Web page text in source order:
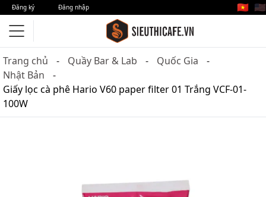
Đăng ký Đăng nhập 🇻🇳 🇺🇸
Trang chủ Quầy Bar & Lab
Quốc Gia
Nhật Bản
Giấy lọc cà phê Hario V60 paper filter 01 Trắng VCF-01-
100W